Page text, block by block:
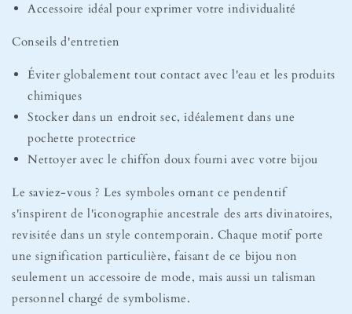
Accessoire idéal pour exprimer votre individualité
Conseils d'entretien
Éviter globalement tout contact avec l'eau et les produits
chimiques
Stocker dans un endroit sec, idéalement dans une
pochette protectrice
Nettoyer avec le chiffon doux fourni avec votre bijou
Le saviez-vous ? Les symboles ornant ce pendentif
s'inspirent de l'iconographie ancestrale des arts divinatoires,
revisitée dans un style contemporain. Chaque motif porte
une signification particulière, faisant de ce bijou non
seulement un accessoire de mode, mais aussi un talisman
personnel chargé de symbolisme.